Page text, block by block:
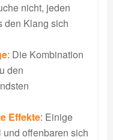
nicht, jeden
den Klang sich
: Die Kombination
den
Effekte: Einige
offenbaren sich